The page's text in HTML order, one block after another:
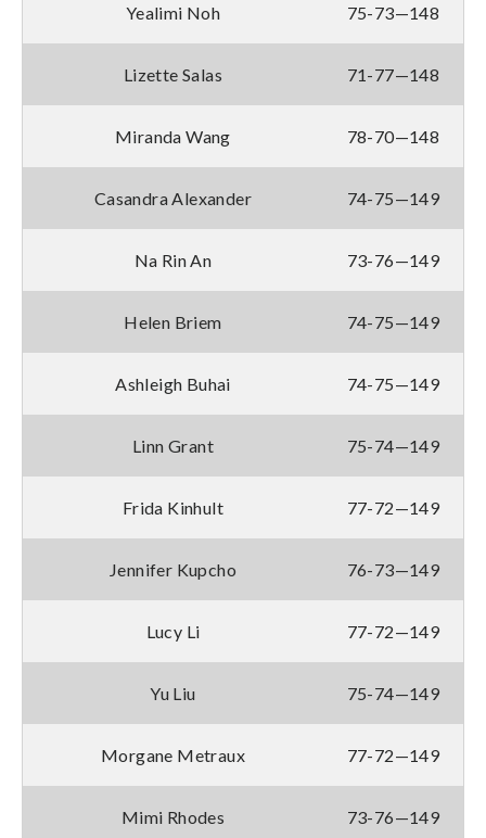
Yealimi Noh 75-73—148
Lizette Salas 71-77—148
Miranda Wang 78-70—148
Casandra Alexander 74-75—149
Na Rin An 73-76—149
Helen Briem 74-75—149
Ashleigh Buhai 74-75—149
Linn Grant 75-74—149
Frida Kinhult 77-72—149
Jennifer Kupcho 76-73—149
Lucy Li 77-72—149
Yu Liu 75-74—149
Morgane Metraux 77-72—149
Mimi Rhodes 73-76—149